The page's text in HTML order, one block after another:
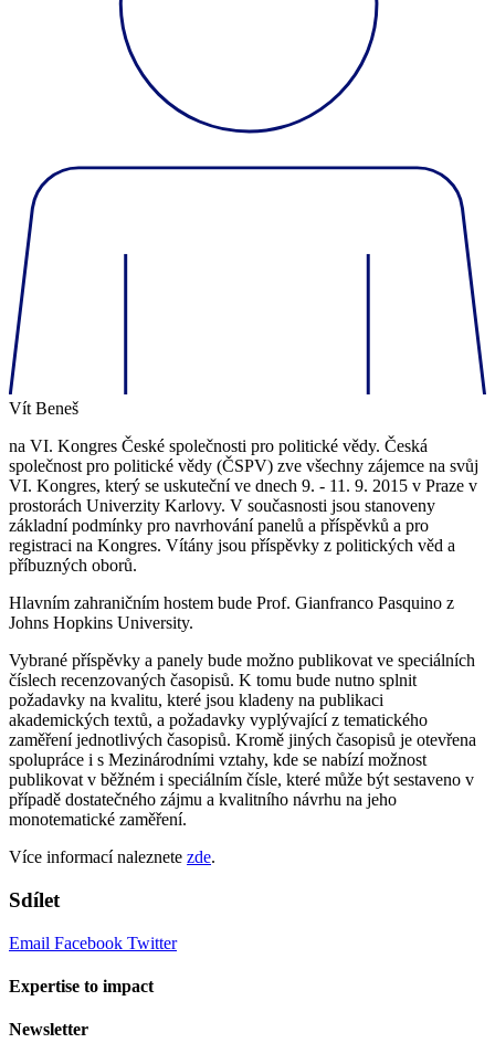
Vít Beneš
na VI. Kongres České společnosti pro politické vědy. Česká
společnost pro politické vědy (ČSPV) zve všechny zájemce na svůj
VI. Kongres, který se uskuteční ve dnech 9. - 11. 9. 2015 v Praze v
prostorách Univerzity Karlovy. V současnosti jsou stanoveny
základní podmínky pro navrhování panelů a příspěvků a pro
registraci na Kongres. Vítány jsou příspěvky z politických věd a
příbuzných oborů.
Hlavním zahraničním hostem bude Prof. Gianfranco Pasquino z
Johns Hopkins University.
Vybrané příspěvky a panely bude možno publikovat ve speciálních
číslech recenzovaných časopisů. K tomu bude nutno splnit
požadavky na kvalitu, které jsou kladeny na publikaci
akademických textů, a požadavky vyplývající z tematického
zaměření jednotlivých časopisů. Kromě jiných časopisů je otevřena
spolupráce i s Mezinárodními vztahy, kde se nabízí možnost
publikovat v běžném i speciálním čísle, které může být sestaveno v
případě dostatečného zájmu a kvalitního návrhu na jeho
monotematické zaměření.
Více informací naleznete zde.
Sdílet
Email Facebook Twitter
Expertise to impact
Newsletter